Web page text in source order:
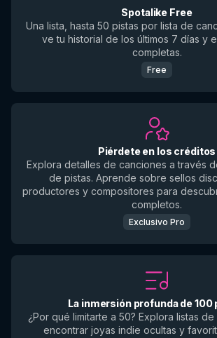
Spotalike Free
Una lista, hasta 50 pistas por lista de
ve tu historial de los últimos 7 días y
completas.
Free
Piérdete en los créditos
Explora detalles de canciones a través
de pistas. Aprende sobre sellos
productores y compositores para
completos.
Exclusivo Pro
La inmersión profunda de 100
¿Por qué limitarte a 50? Explora listas de
encontrar joyas indie ocultas y